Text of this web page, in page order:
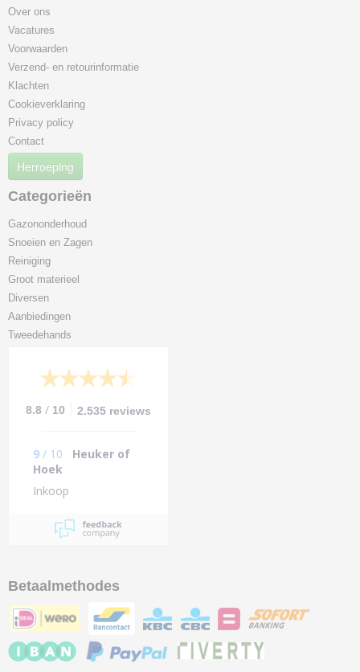
Over ons
Vacatures
Voorwaarden
Verzend- en retourinformatie
Klachten
Cookieverklaring
Privacy policy
Contact
Herroeping
Categorieën
Gazononderhoud
Snoeien en Zagen
Reiniging
Groot materieel
Diversen
Aanbiedingen
Tweedehands
8.8 / 10 2.535 reviews
9 / 10
Heuker of
Hoek
Inkoop
Betaalmethodes